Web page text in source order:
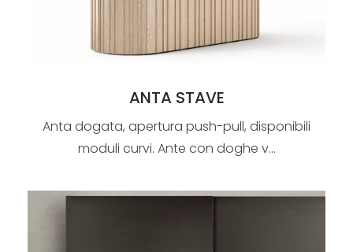
ANTA STAVE
Anta dogata, apertura push-pull, disponibili
moduli curvi. Ante con doghe v...